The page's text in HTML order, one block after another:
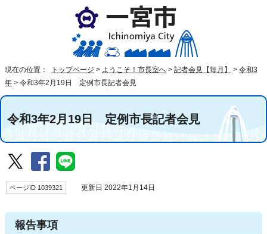
現在の位置： トップページ > ようこそ！市長室へ > 記者会見【毎月】 > 令和3
年 > 令和3年2月19日 定例市長記者会見
令和3年2月19日 定例市長記者会見
ページID 1039321 更新日 2022年1月14日
報告事項